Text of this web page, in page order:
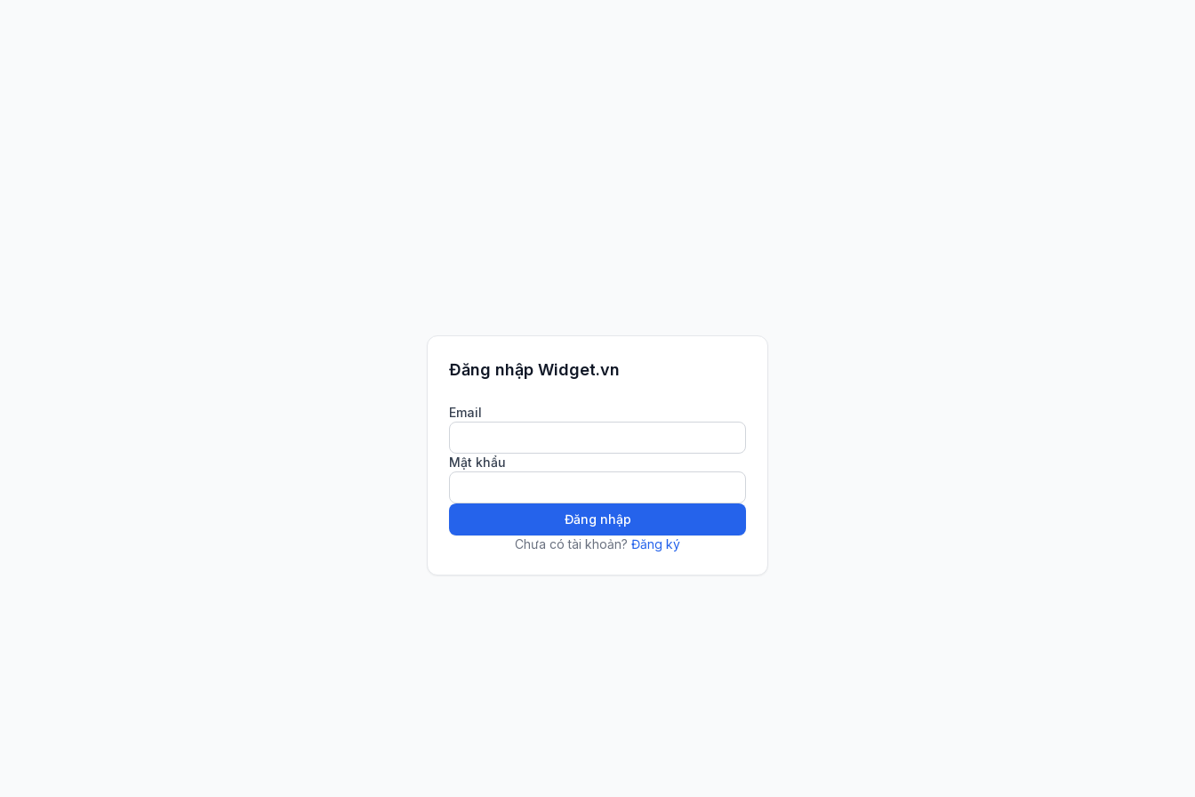
Đăng nhập Widget.vn
Email
Mật khẩu
Đăng nhập
Chưa có tài khoản? Đăng ký